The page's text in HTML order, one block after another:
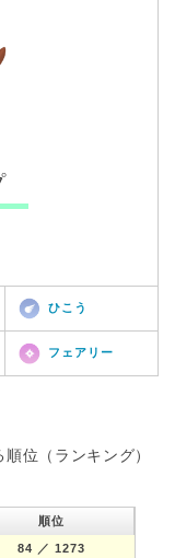
ひこう
フェアリー
順位（ランキング）
順位
84 ／ 1273